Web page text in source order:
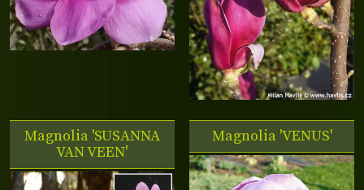
Magnolia 'SUSANNA
VAN VEEN'
Magnolia 'VENUS'